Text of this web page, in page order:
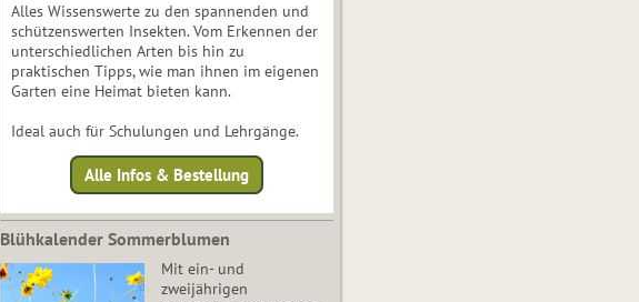
Alles Wissenswerte zu den spannenden und
schützenswerten Insekten. Vom Erkennen der
unterschiedlichen Arten bis hin zu
praktischen Tipps, wie man ihnen im eigenen
Garten eine Heimat bieten kann.
Ideal auch für Schulungen und Lehrgänge.
Alle Infos & Bestellung
Blühkalender Sommerblumen
Mit ein- und
zweijährigen